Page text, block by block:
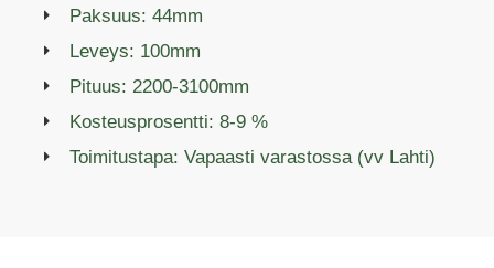
Paksuus: 44mm
Leveys: 100mm
Pituus: 2200-3100mm
Kosteusprosentti: 8-9 %
Toimitustapa: Vapaasti varastossa (vv Lahti)